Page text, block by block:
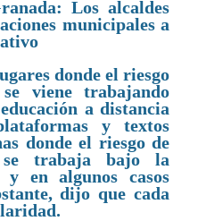
donde el riesgo
viene trabajando
a distancia
y textos
donde el riesgo de
se trabaja bajo la
y en algunos casos
dijo que cada